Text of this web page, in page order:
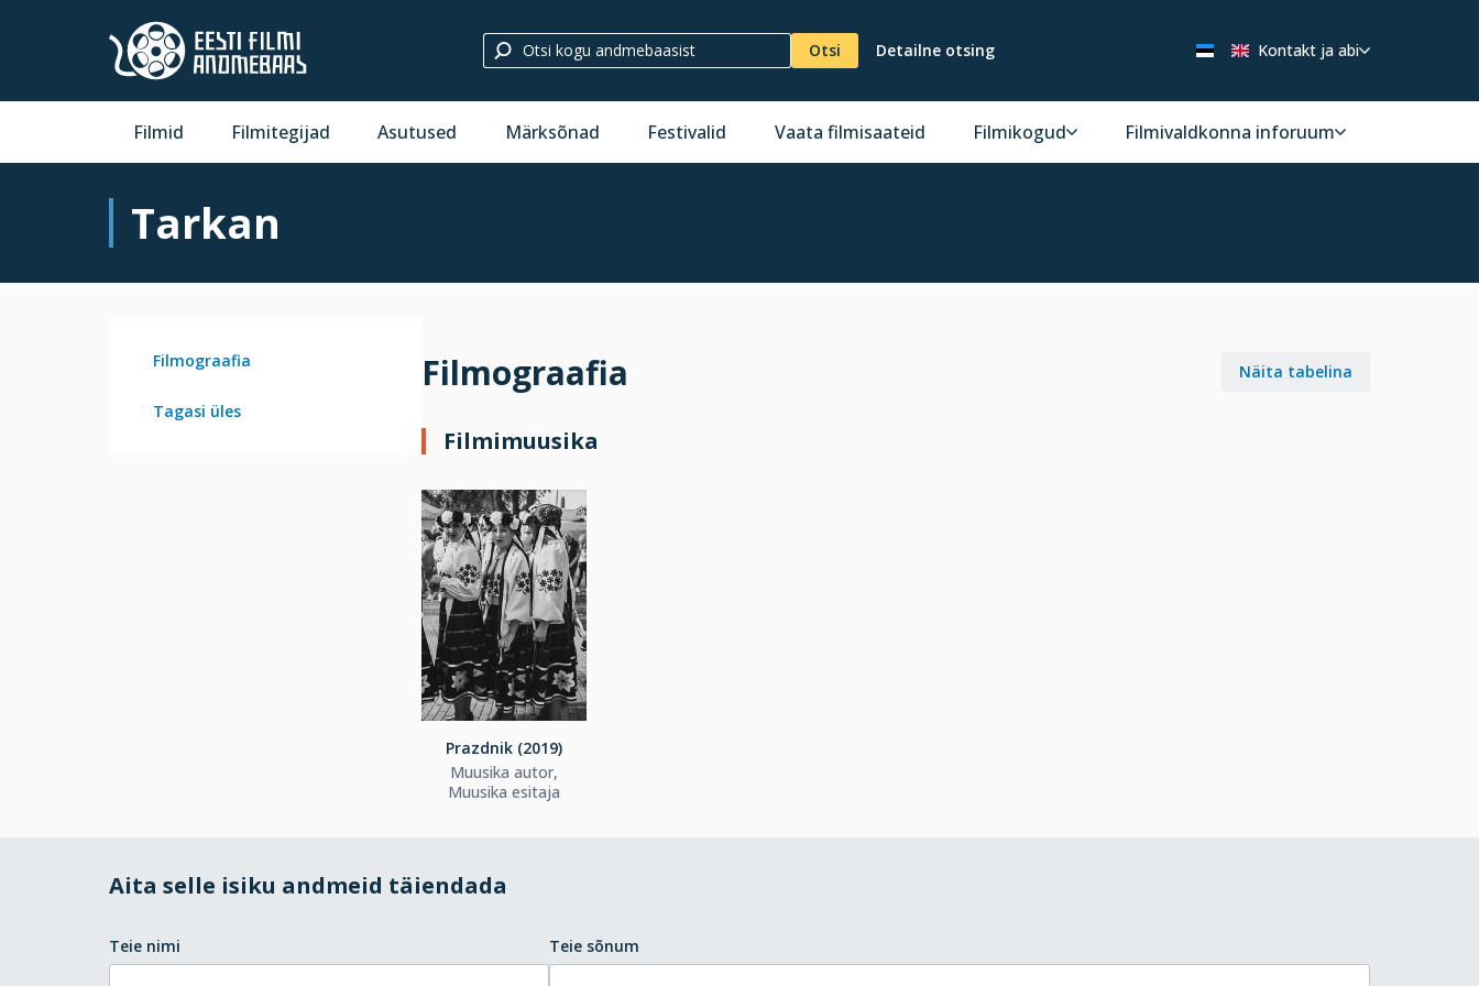
Otsi Detailne otsing Kontakt ja abi
Filmid Filmitegijad Asutused Märksõnad Festivalid Vaata filmisaateid Filmikogud Filmivaldkonna inforuum
Tarkan
Filmograafia
Tagasi üles
Filmograafia Näita tabelina
Filmimuusika
Prazdnik (2019)
Muusika autor,
Muusika esitaja
Aita selle isiku andmeid täiendada
Teie nimi Teie sõnum